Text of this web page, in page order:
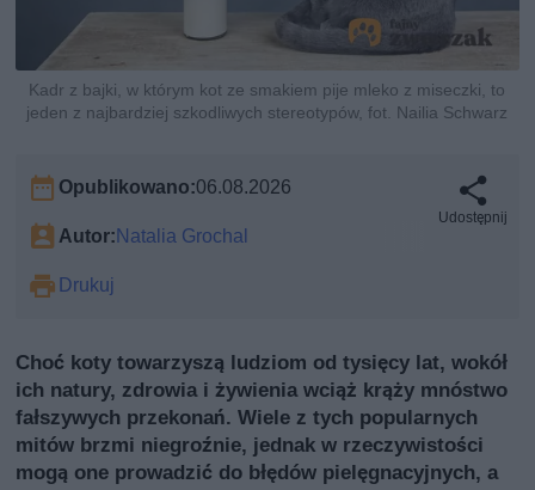
Kadr z bajki, w którym kot ze smakiem pije mleko z miseczki, to
jeden z najbardziej szkodliwych stereotypów, fot. Nailia Schwarz
Opublikowano:06.08.2026
Autor:Natalia Grochal
Drukuj
Udostępnij
Choć koty towarzyszą ludziom od tysięcy lat, wokół
ich natury, zdrowia i żywienia wciąż krąży mnóstwo
fałszywych przekonań. Wiele z tych popularnych
mitów brzmi niegroźnie, jednak w rzeczywistości
mogą one prowadzić do błędów pielęgnacyjnych, a